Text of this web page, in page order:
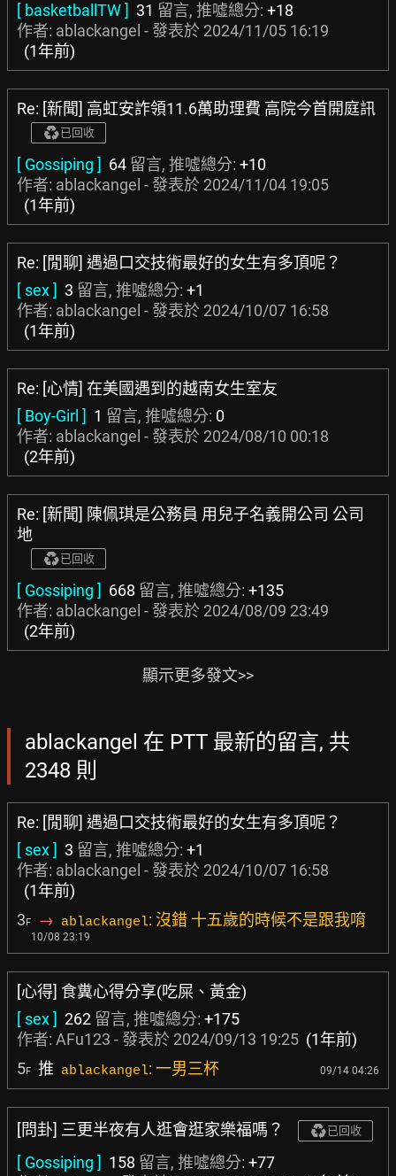
[ basketballTW ] 31 留言, 推噓總分: +18
作者: ablackangel - 發表於 2024/11/05 16:19
(1年前)
Re: [新聞] 高虹安詐領11.6萬助理費 高院今首開庭訊
已回收
[ Gossiping ] 64 留言, 推噓總分: +10
作者: ablackangel - 發表於 2024/11/04 19:05
(1年前)
Re: [閒聊] 遇過口交技術最好的女生有多頂呢？
[ sex ] 3 留言, 推噓總分: +1
作者: ablackangel - 發表於 2024/10/07 16:58
(1年前)
Re: [心情] 在美國遇到的越南女生室友
[ Boy-Girl ] 1 留言, 推噓總分: 0
作者: ablackangel - 發表於 2024/08/10 00:18
(2年前)
Re: [新聞] 陳佩琪是公務員 用兒子名義開公司 公司
地
已回收
[ Gossiping ] 668 留言, 推噓總分: +135
作者: ablackangel - 發表於 2024/08/09 23:49
(2年前)
顯示更多發文>>
ablackangel 在 PTT 最新的留言, 共
2348 則
Re: [閒聊] 遇過口交技術最好的女生有多頂呢？
[ sex ] 3 留言, 推噓總分: +1
作者: ablackangel - 發表於 2024/10/07 16:58
(1年前)
3F → ablackangel: 沒錯 十五歲的時候不是跟我唷
10/08 23:19
[心得] 食糞心得分享(吃屎、黃金)
[ sex ] 262 留言, 推噓總分: +175
作者: AFu123 - 發表於 2024/09/13 19:25 (1年前)
5F 推 ablackangel: 一男三杯 09/14 04:26
[問卦] 三更半夜有人逛會逛家樂福嗎？ 已回收
[ Gossiping ] 158 留言, 推噓總分: +77